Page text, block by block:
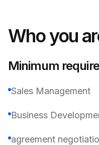
Who you
Minimum
Sales Management
Business
agreement